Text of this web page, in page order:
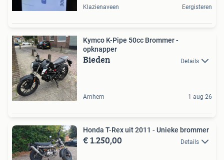
Klazienaveen Eergisteren
Kymco K-Pipe 50cc Brommer -
opknapper
Bieden Details
Arnhem 1 aug 26
Honda T-Rex uit 2011 - Unieke brommer
€ 1.250,00 Details